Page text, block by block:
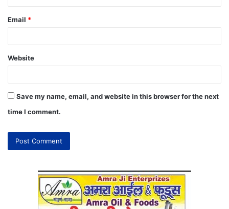
Email *
Website
Save my name, email, and website in this browser for the next
time I comment.